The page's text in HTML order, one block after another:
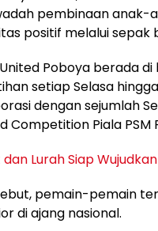
pembinaan anak-
positif melalui sepak
Poboya berada
setiap Selasa
dengan sejumlah
Competition Piala PSM
Lurah Siap
pemain-pemain
di ajang nasional.